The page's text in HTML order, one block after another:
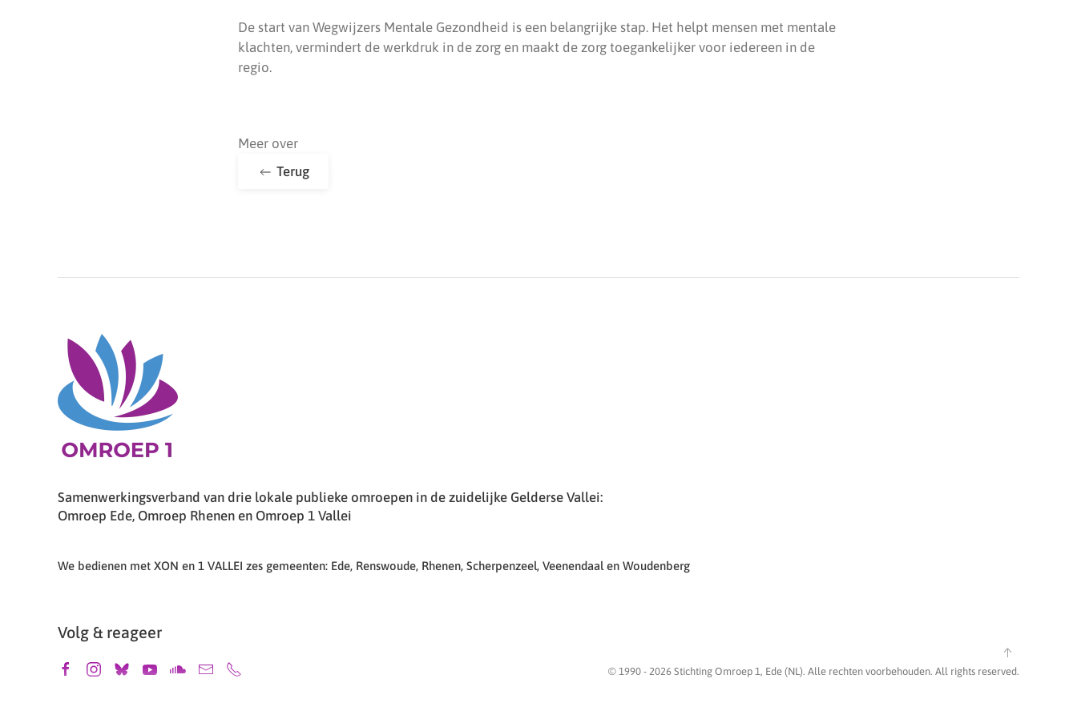
De start van Wegwijzers Mentale Gezondheid is een belangrijke stap. Het helpt mensen met mentale
klachten, vermindert de werkdruk in de zorg en maakt de zorg toegankelijker voor iedereen in de
regio.
Meer over
Terug
Samenwerkingsverband van drie lokale publieke omroepen in de zuidelijke Gelderse Vallei:
Omroep Ede, Omroep Rhenen en Omroep 1 Vallei
We bedienen met XON en 1 VALLEI zes gemeenten: Ede, Renswoude, Rhenen, Scherpenzeel, Veenendaal en Woudenberg
Volg & reageer
© 1990 - 2026 Stichting Omroep 1, Ede (NL). Alle rechten voorbehouden. All rights reserved.